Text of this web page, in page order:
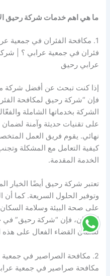
ما هي اهم خدمات شركة رحيق
1. مكافحة الفئران في جمعية
فئران في جمعية عرابي ؟ |
عرابي رحيق
إذا كنت تبحث عن أفضل شركة
فإن “شركة رحيق لمكافحة
الشركة بخدماتها الشاملة
على تقنيات حديثة وآمنة
نهائي. يقوم فريق العمل
كيفية التعامل مع المشكلة
الخدمة المقدمة.
تعتبر شركة رحيق أيضًا الخيار
وتوفير الحلول السريعة. كما
على صحة البيئة وسلامة
الفئران، فإن “شركة رحيق” في
لضمان القضاء الفعال على هذه
2. مكافحة الصراصير في
مكافحة صراصير في جمعية